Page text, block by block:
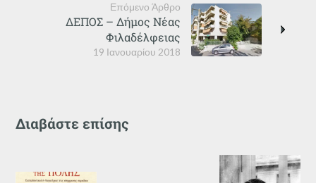
Επόμενο Άρθρο
19 Ιανουαρίου 2018
ΔΕΠΟΣ – Δήμος Νέας
Φιλαδέλφειας
Διαβάστε επίσης